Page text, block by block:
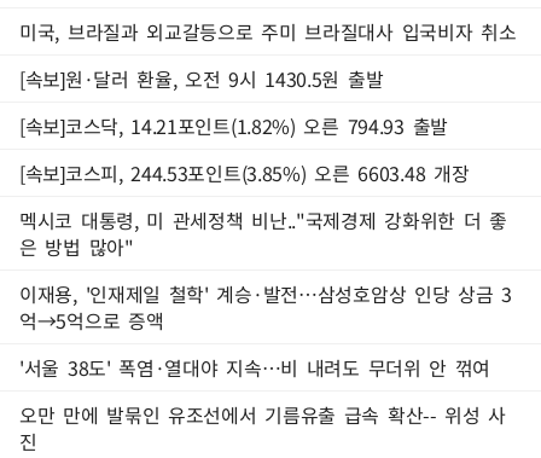
미국, 브라질과 외교갈등으로 주미 브라질대사 입국비자 취소
[속보]원·달러 환율, 오전 9시 1430.5원 출발
[속보]코스닥, 14.21포인트(1.82%) 오른 794.93 출발
[속보]코스피, 244.53포인트(3.85%) 오른 6603.48 개장
멕시코 대통령, 미 관세정책 비난.."국제경제 강화위한 더 좋
은 방법 많아"
이재용, '인재제일 철학' 계승·발전…삼성호암상 인당 상금 3
억→5억으로 증액
'서울 38도' 폭염·열대야 지속…비 내려도 무더위 안 꺾여
오만 만에 발묶인 유조선에서 기름유출 급속 확산-- 위성 사
진